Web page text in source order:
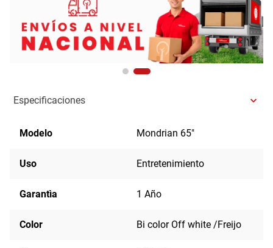
Especificaciones
Modelo Mondrian 65"
Uso Entretenimiento
Garantìa 1 Año
Color Bi color Off white /Freijo